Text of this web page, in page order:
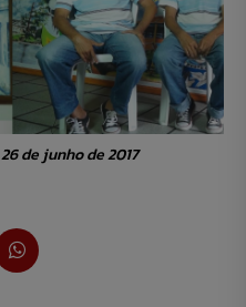
26 de junho de 2017